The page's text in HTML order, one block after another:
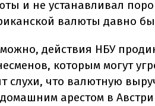
и не устанавливал
валюты давно бы
действия НБУ
которым могут
слухи, что валютную
арестом в